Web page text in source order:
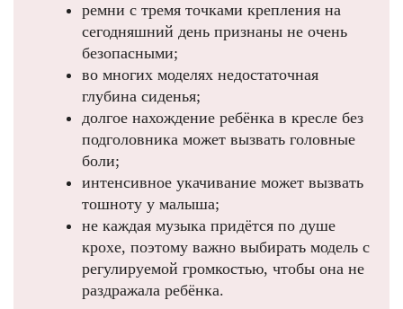
ремни с тремя точками крепления на
сегодняшний день признаны не очень
безопасными;
во многих моделях недостаточная
глубина сиденья;
долгое нахождение ребёнка в кресле без
подголовника может вызвать головные
боли;
интенсивное укачивание может вызвать
тошноту у малыша;
не каждая музыка придётся по душе
крохе, поэтому важно выбирать модель с
регулируемой громкостью, чтобы она не
раздражала ребёнка.